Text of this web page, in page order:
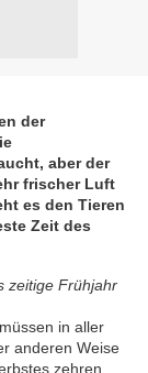
der
aber der
frischer Luft
es den Tieren
Zeit des
zeitige Frühjahr
in aller
anderen Weise
zehren.